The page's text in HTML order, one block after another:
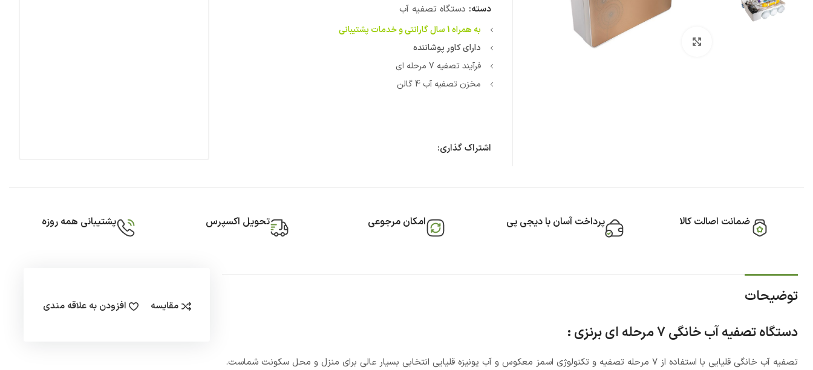
دسته: دستگاه تصفیه آب
به همراه 1 سال گارانتی و خدمات پشتیبانی
دارای کاور پوشاننده
فرآیند تصفیه 7 مرحله ای
مخزن تصفیه آب 4 گالن
اشتراک گذاری:
ضمانت اصالت کالا پرداخت آسان با دیجی پی امکان مرجوعی تحویل اکسپرس پشتیبانی همه روزه
توضیحات
دستگاه تصفیه آب خانگی 7 مرحله ای برنزی :
تصفیه آب خانگی قلیایی با استفاده از 7 مرحله تصفیه و تکنولوژی اسمز معکوس و آب یونیزه قلیایی انتخابی بسیار عالی برای منزل و محل سکونت شماست.
مقایسه افزودن به علاقه مندی